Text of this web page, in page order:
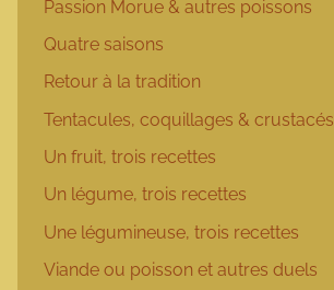
Passion Morue & autres poissons
Quatre saisons
Retour à la tradition
Tentacules, coquillages & crustacés
Un fruit, trois recettes
Un légume, trois recettes
Une légumineuse, trois recettes
Viande ou poisson et autres duels